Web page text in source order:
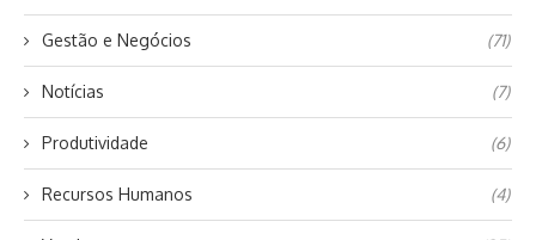
Gestão e Negócios (71)
Notícias (7)
Produtividade (6)
Recursos Humanos (4)